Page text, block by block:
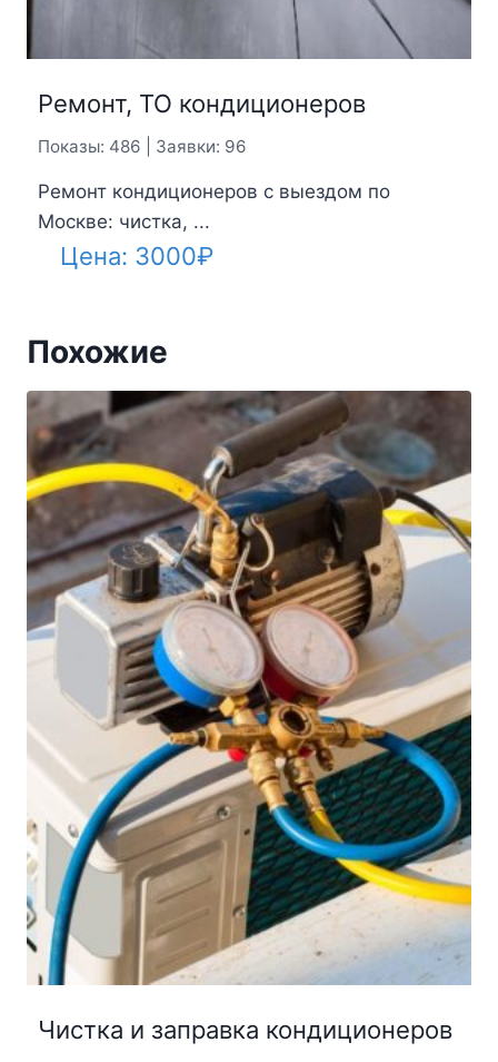
Ремонт, ТО кондиционеров
Показы: 486 | Заявки: 96
Ремонт кондиционеров с выездом по
Москве: чистка, ...
Цена: 3000₽
Похожие
Чистка и заправка кондиционеров